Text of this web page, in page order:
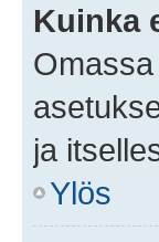
Kuinka
ja
Ylös